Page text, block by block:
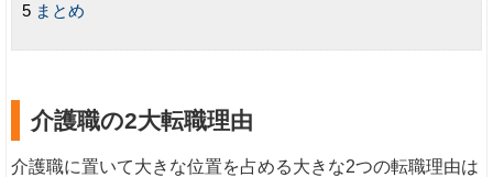
まとめ
介護職の2大転職理由
介護職に置いて大きな位置を占める大きな2つの転職理由は